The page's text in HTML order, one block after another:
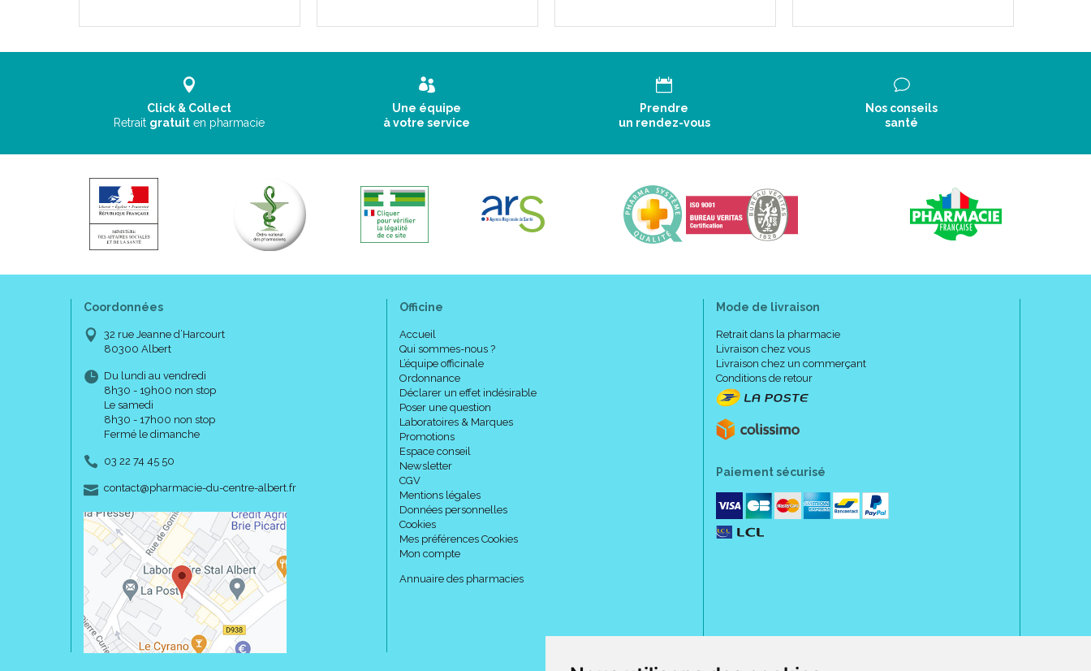
Click & Collect
Retrait gratuit en pharmacie
Une équipe
à votre service
Prendre
un rendez-vous
Nos conseils
santé
Coordonnées
32 rue Jeanne d’Harcourt
80300 Albert
Du lundi au vendredi
8h30 - 19h00 non stop
Le samedi
8h30 - 17h00 non stop
Fermé le dimanche
03 22 74 45 50
contact-
@-
pharmacie-du-centre-albert.fr
Officine
Accueil
Qui sommes-nous ?
L’équipe officinale
Ordonnance
Déclarer un effet indésirable
Poser une question
Laboratoires & Marques
Promotions
Espace conseil
Newsletter
CGV
Mentions légales
Données personnelles
Cookies
Mes préférences Cookies
Mon compte
Annuaire des pharmacies
Mode de livraison
Retrait dans la pharmacie
Livraison chez vous
Livraison chez un commerçant
Conditions de retour
Paiement sécurisé